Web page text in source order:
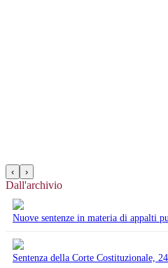
‹ ›
Dall'archivio
Nuove sentenze in materia di appalti
Sentenza della Corte Costituzionale,